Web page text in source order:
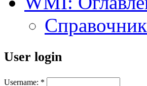
User login
Username: *